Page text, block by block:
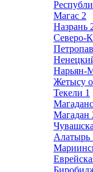
Магас 2
Назрань
Северо-
Нарьян-
Жетысу
Текели 1
Магадан
Алатырь